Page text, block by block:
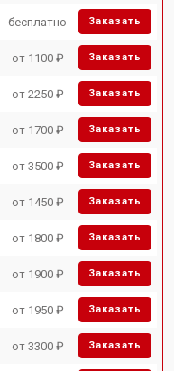
бесплатно Заказать
от 1100 ₽ Заказать
от 2250 ₽ Заказать
от 1700 ₽ Заказать
от 3500 ₽ Заказать
от 1450 ₽ Заказать
от 1800 ₽ Заказать
от 1900 ₽ Заказать
от 1950 ₽ Заказать
от 3300 ₽ Заказать